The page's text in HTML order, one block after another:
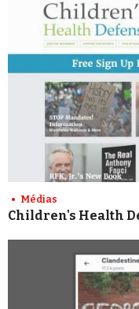
Médias
Children's Health